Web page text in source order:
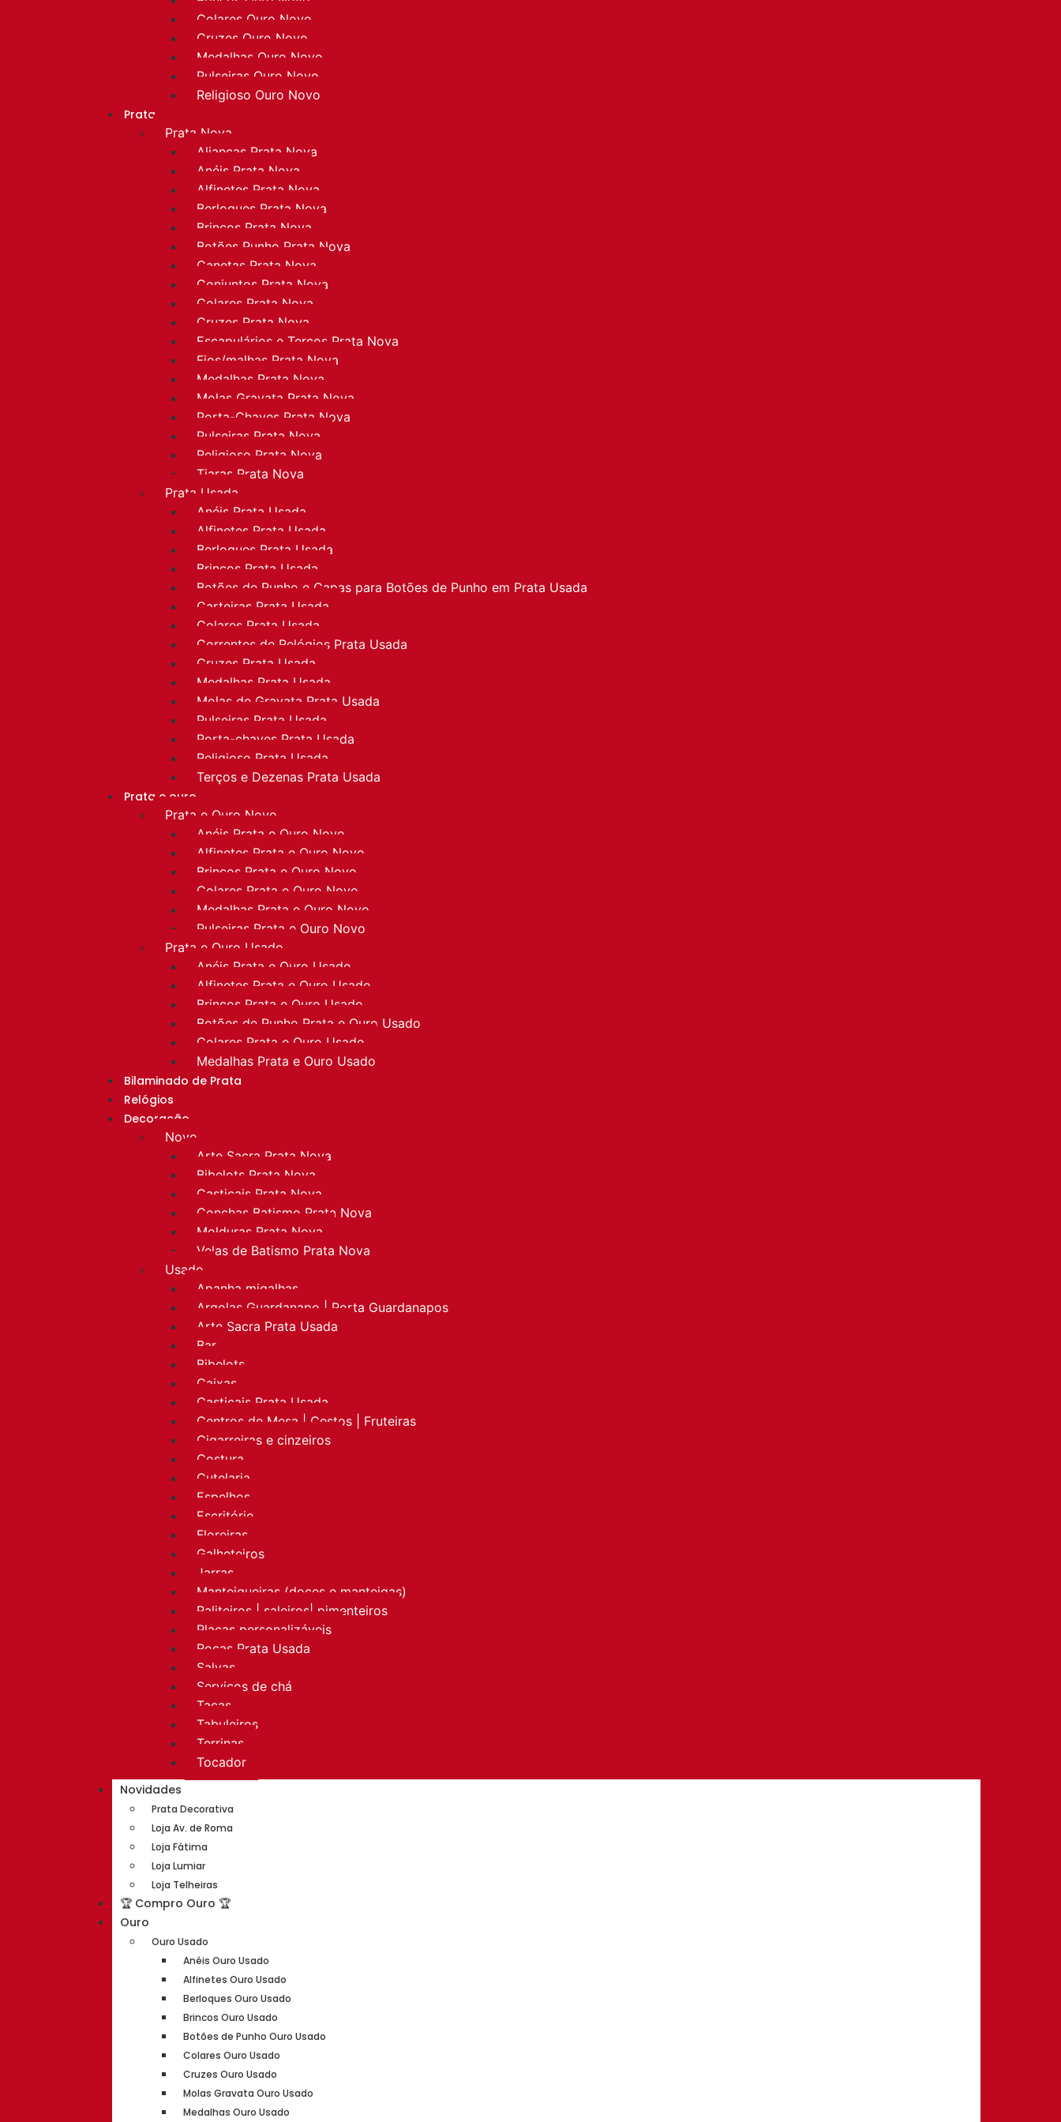
Colares Ouro Novo
Cruzes Ouro Novo
Medalhas Ouro Novo
Pulseiras Ouro Novo
Religioso Ouro Novo
Prata
Prata Nova
Alianças Prata Nova
Anéis Prata Nova
Alfinetes Prata Nova
Berloques Prata Nova
Brincos Prata Nova
Botões Punho Prata Nova
Canetas Prata Nova
Conjuntos Prata Nova
Colares Prata Nova
Cruzes Prata Nova
Escapulários e Terços Prata Nova
Fios/malhas Prata Nova
Medalhas Prata Nova
Molas Gravata Prata Nova
Porta-Chaves Prata Nova
Pulseiras Prata Nova
Religioso Prata Nova
Tiaras Prata Nova
Prata Usada
Anéis Prata Usada
Alfinetes Prata Usada
Berloques Prata Usada
Brincos Prata Usada
Botões de Punho e Capas para Botões de Punho em Prata Usada
Carteiras Prata Usada
Colares Prata Usada
Correntes de Relógios Prata Usada
Cruzes Prata Usada
Medalhas Prata Usada
Molas de Gravata Prata Usada
Pulseiras Prata Usada
Porta-chaves Prata Usada
Religioso Prata Usada
Terços e Dezenas Prata Usada
Prata e ouro
Prata e Ouro Novo
Anéis Prata e Ouro Novo
Alfinetes Prata e Ouro Novo
Brincos Prata e Ouro Novo
Colares Prata e Ouro Novo
Medalhas Prata e Ouro Novo
Pulseiras Prata e Ouro Novo
Prata e Ouro Usado
Anéis Prata e Ouro Usado
Alfinetes Prata e Ouro Usado
Brincos Prata e Ouro Usado
Botões de Punho Prata e Ouro Usado
Colares Prata e Ouro Usado
Medalhas Prata e Ouro Usado
Bilaminado de Prata
Relógios
Decoração
Novo
Arte Sacra Prata Nova
Bibelots Prata Nova
Castiçais Prata Nova
Conchas Batismo Prata Nova
Molduras Prata Nova
Velas de Batismo Prata Nova
Usado
Apanha migalhas
Argolas Guardanapo | Porta Guardanapos
Arte Sacra Prata Usada
Bar
Bibelots
Caixas
Castiçais Prata Usada
Centros de Mesa | Cestos | Fruteiras
Cigarreiras e cinzeiros
Costura
Cutelaria
Espelhos
Escritório
Floreiras
Galheteiros
Jarras
Manteigueiras (doces e manteigas)
Paliteiros | saleiros| pimenteiros
Placas personalizáveis
Rocas Prata Usada
Salvas
Serviços de chá
Taças
Tabuleiros
Terrinas
Tocador
Novidades
Prata Decorativa
Loja Av. de Roma
Loja Fátima
Loja Lumiar
Loja Telheiras
🏆 Compro Ouro 🏆
Ouro
Ouro Usado
Anéis Ouro Usado
Alfinetes Ouro Usado
Berloques Ouro Usado
Brincos Ouro Usado
Botões de Punho Ouro Usado
Colares Ouro Usado
Cruzes Ouro Usado
Molas Gravata Ouro Usado
Medalhas Ouro Usado